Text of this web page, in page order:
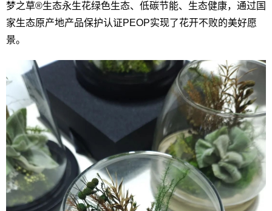
梦之草®生态永生花绿色生态、低碳节能、生态健康，通过国
家生态原产地产品保护认证PEOP实现了花开不败的美好愿
景。